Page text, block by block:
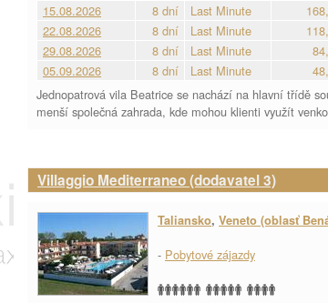
15.08.2026
8 dní Last Minute
22.08.2026
8 dní Last Minute
29.08.2026
8 dní Last Minute
05.09.2026
8 dní Last Minute
Jednopatrová vila Beatrice se nachází na hlavní třídě
menší společná zahrada, kde mohou klienti využít
Villaggio Mediterraneo (dodavatel 3)
Taliansko, Veneto (oblasť
- Pobytové zájazdy